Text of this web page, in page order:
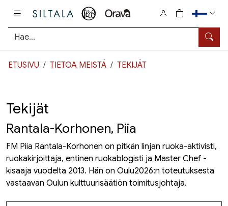
Hae
0
tuotetta
ETUSIVU TIETOA MEISTÄ TEKIJÄT
Tekijät
Rantala-Korhonen, Piia
FM Piia Rantala-Korhonen on pitkän linjan ruoka-aktivisti,
ruokakirjoittaja, entinen ruokablogisti ja Master Chef -
kisaaja vuodelta 2013. Hän on Oulu2026:n toteutuksesta
vastaavan Oulun kulttuurisäätiön toimitusjohtaja.